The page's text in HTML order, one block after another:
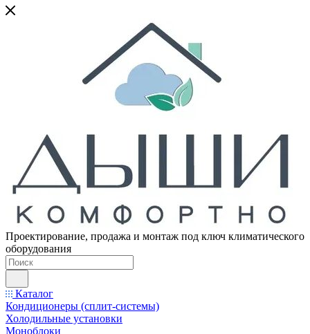
Проектирование, продажа и монтаж под ключ климатического
оборудования
Каталог
Кондиционеры (сплит-системы)
Холодильные установки
Моноблоки